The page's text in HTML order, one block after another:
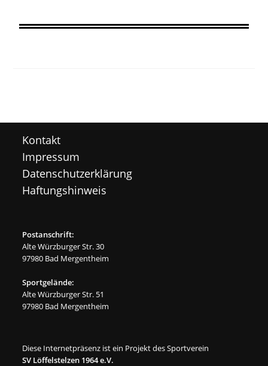
Kontakt
Impressum
Datenschutzerklärung
Haftungshinweis
Postanschrift:
Alte Würzburger Str. 30
97980 Bad Mergentheim
Sportgelände:
Alte Würzburger Str. 51
97980 Bad Mergentheim
Diese Internetpräsenz ist ein Projekt des Sportverein
SV Löffelstelzen 1964 e.V.